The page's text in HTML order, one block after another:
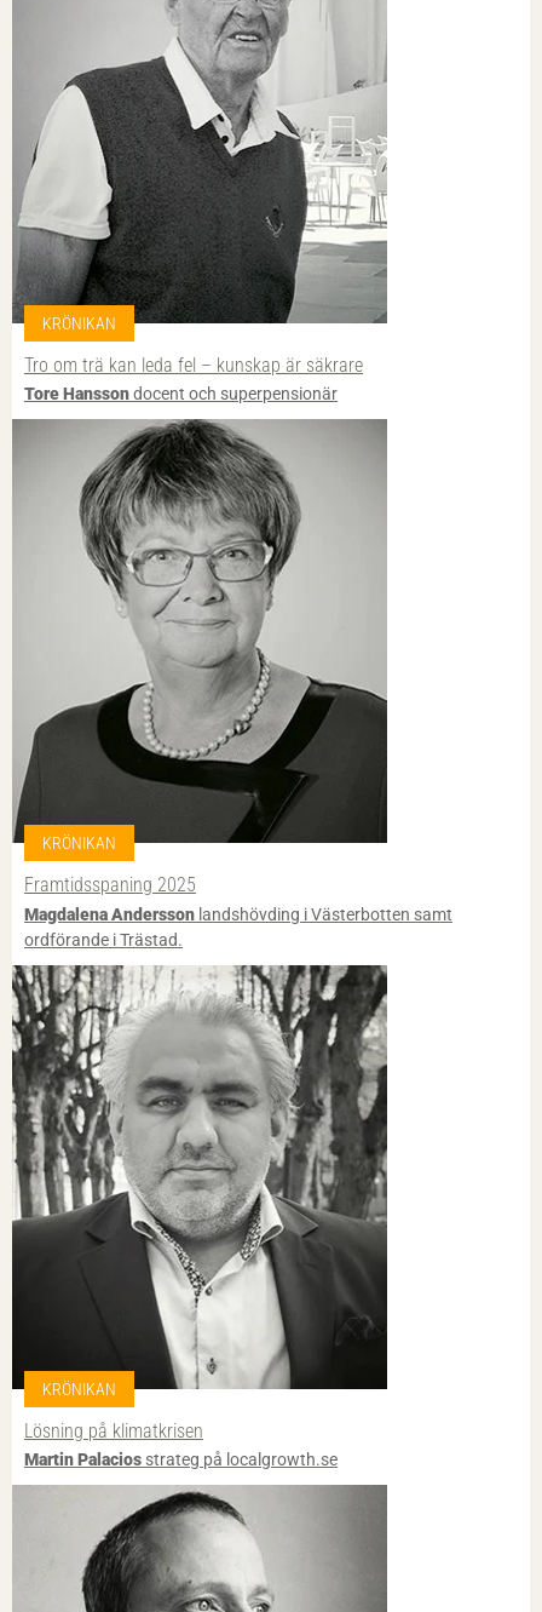
KRÖNIKAN
Tro om trä kan leda fel – kunskap är säkrare
Tore Hanssondocent och superpensionär
KRÖNIKAN
Framtidsspaning 2025
Magdalena Andersson landshövding i Västerbotten samt
ordförande i Trästad.
KRÖNIKAN
Lösning på klimatkrisen
Martin Palacios strateg på localgrowth.se